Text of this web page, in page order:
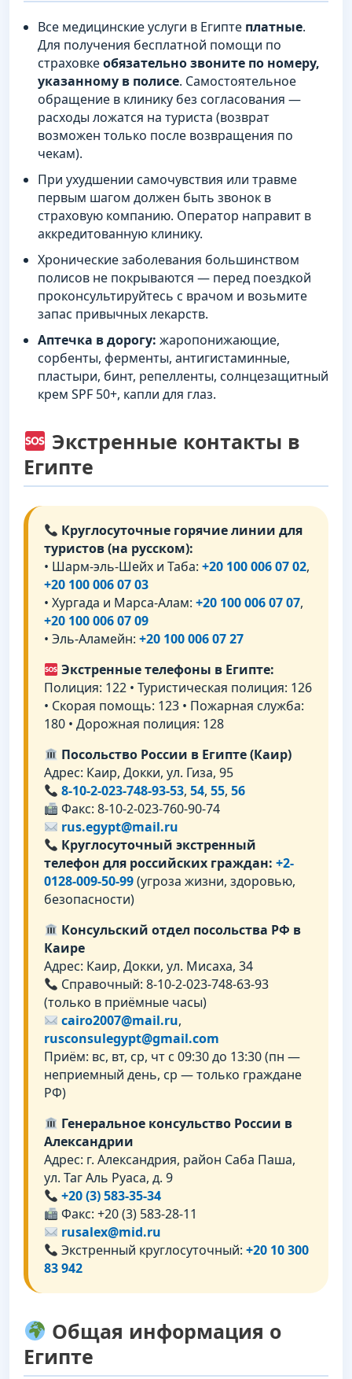
Все медицинские услуги в Египте платные.
Для получения бесплатной помощи по
страховкеобязательно звоните по номеру,
указанному в полисе. Самостоятельное
обращение в клинику без согласования —
расходы ложатся на туриста (возврат
возможен только после возвращения по
чекам).
При ухудшении самочувствия или травме
первым шагом должен быть звонок в
страховую компанию. Оператор направит в
аккредитованную клинику.
Хронические заболевания большинством
полисов не покрываются — перед поездкой
проконсультируйтесь с врачом и возьмите
запас привычных лекарств.
Аптечка в дорогу: жаропонижающие,
сорбенты, ферменты, антигистаминные,
пластыри, бинт, репелленты, солнцезащитный
крем SPF 50+, капли для глаз.
Экстренные контакты в
Египте
Круглосуточные горячие линии для
туристов (на русском):
• Шарм-эль-Шейх и Таба: +20 100 006 07 02,
+20 100 006 07 03
• Хургада и Марса-Алам: +20 100 006 07 07,
+20 100 006 07 09
• Эль-Аламейн: +20 100 006 07 27
Экстренные телефоны в Египте:
Полиция: 122 • Туристическая полиция: 126
• Скорая помощь: 123 • Пожарная служба:
180 • Дорожная полиция: 128
Посольство России в Египте (Каир)
Адрес: Каир, Докки, ул. Гиза, 95
8-10-2-023-748-93-53,54,55,56
Факс: 8-10-2-023-760-90-74
rus.egypt@mail.ru
Круглосуточный экстренный
телефон для российских граждан: +2-
0128-009-50-99(угроза жизни, здоровью,
безопасности)
Консульский отдел посольства РФ в
Каире
Адрес: Каир, Докки, ул. Мисаха, 34
Справочный: 8-10-2-023-748-63-93
(только в приёмные часы)
cairo2007@mail.ru,
rusconsulegypt@gmail.com
Приём: вс, вт, ср, чт с 09:30 до 13:30 (пн —
неприемный день, ср — только граждане
РФ)
Генеральное консульство России в
Александрии
Адрес: г. Александрия, район Саба Паша,
ул. Таг Аль Руаса, д. 9
+20 (3) 583-35-34
Факс: +20 (3) 583-28-11
rusalex@mid.ru
Экстренный круглосуточный:+20 10 300
83 942
Общая информация о
Египте